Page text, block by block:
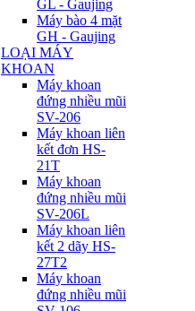
GL - Gaujing
Máy bào 4 mặt
GH - Gaujing
LOẠI MÁY
KHOAN
Máy khoan
đứng nhiều mũi
SV-206
Máy khoan liên
kết đơn HS-
21T
Máy khoan
đứng nhiều mũi
SV-206L
Máy khoan liên
kết 2 dãy HS-
27T2
Máy khoan
đứng nhiều mũi